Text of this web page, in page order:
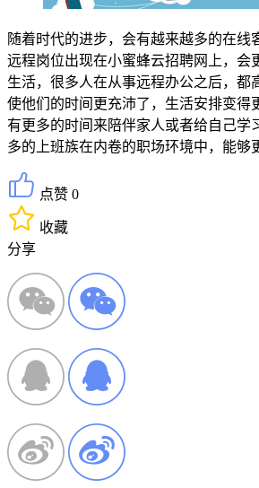
随着时代的进步，会有越来越多的在线
远程岗位出现在小蜜蜂云招聘网上，会
生活，很多人在从事远程办公之后，都
使他们的时间更充沛了，生活安排变得
有更多的时间来陪伴家人或者给自己学
多的上班族在内卷的职场环境中，能够
点赞 0
收藏
分享